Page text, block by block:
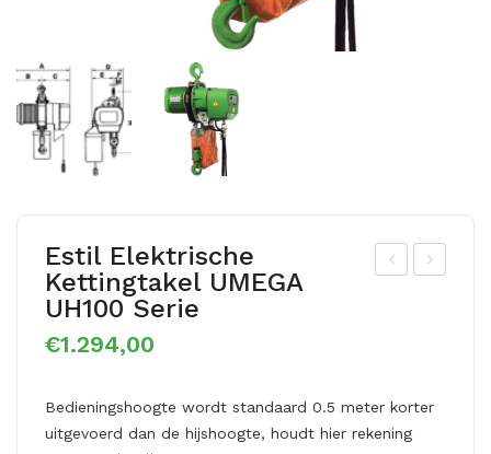
e
ket
e
Estil Elektrische
Kettingtakel UMEGA
UH100 Serie
€1.294,00
Bedieningshoogte wordt standaard 0.5 meter korter
uitgevoerd dan de hijshoogte, houdt hier rekening